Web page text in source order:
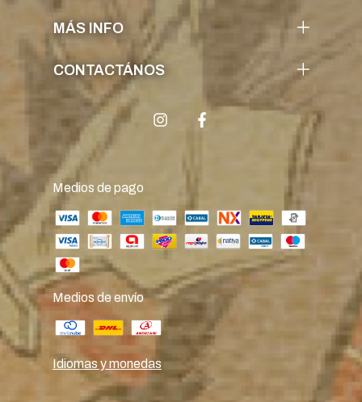
MÁS INFO
CONTACTÁNOS
Medios de pago
Medios de envío
Idiomas y monedas